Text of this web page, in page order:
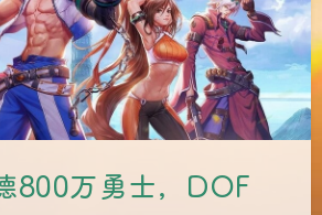
800万勇士，DOF